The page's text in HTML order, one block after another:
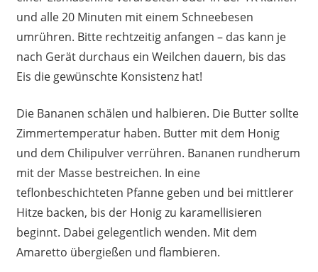
und alle 20 Minuten mit einem Schneebesen
umrühren. Bitte rechtzeitig anfangen – das kann je
nach Gerät durchaus ein Weilchen dauern, bis das
Eis die gewünschte Konsistenz hat!
Die Bananen schälen und halbieren. Die Butter sollte
Zimmertemperatur haben. Butter mit dem Honig
und dem Chilipulver verrühren. Bananen rundherum
mit der Masse bestreichen. In eine
teflonbeschichteten Pfanne geben und bei mittlerer
Hitze backen, bis der Honig zu karamellisieren
beginnt. Dabei gelegentlich wenden. Mit dem
Amaretto übergießen und flambieren.